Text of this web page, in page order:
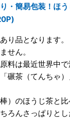
・簡易包装！ほ
り品となります。
せん。
料は最近世界中
碾茶（てんちゃ
）のほうじ茶と
ろんさっぱりと